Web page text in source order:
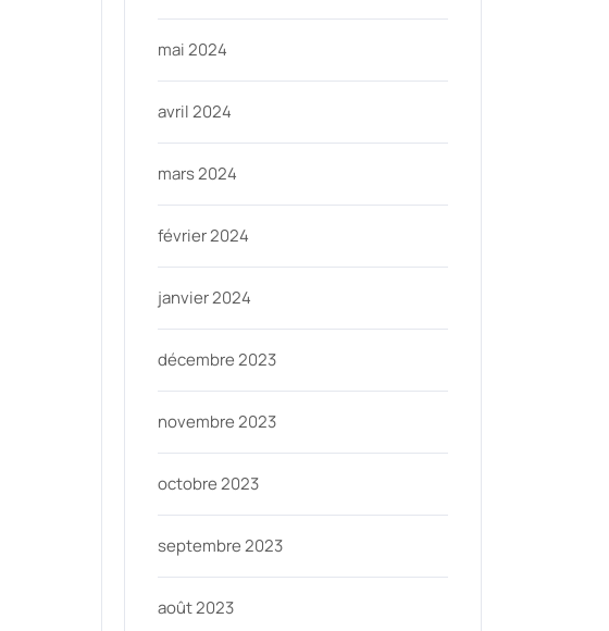
mai 2024
avril 2024
mars 2024
février 2024
janvier 2024
décembre 2023
novembre 2023
octobre 2023
septembre 2023
août 2023